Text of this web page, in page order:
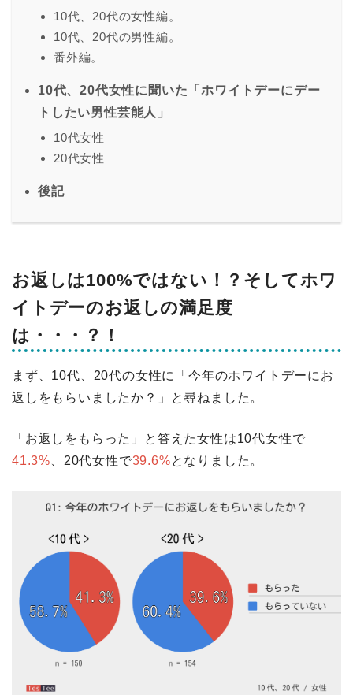
10代、20代の女性編。
10代、20代の男性編。
番外編。
10代、20代女性に聞いた「ホワイトデーにデー
トしたい男性芸能人」
10代女性
20代女性
後記
お返しは100%ではない！？そしてホワ
イトデーのお返しの満足度
は・・・？！
まず、10代、20代の女性に「今年のホワイトデーにお
返しをもらいましたか？」と尋ねました。
「お返しをもらった」と答えた女性は10代女性で
41.3% 、20代女性で39.6%となりました。